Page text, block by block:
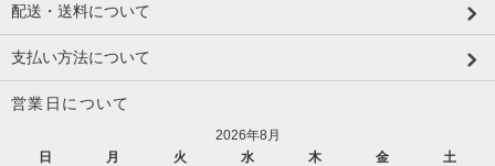
配送・送料について
支払い方法について
営業日について
2026年8月
日
月 火 水 木 金
土